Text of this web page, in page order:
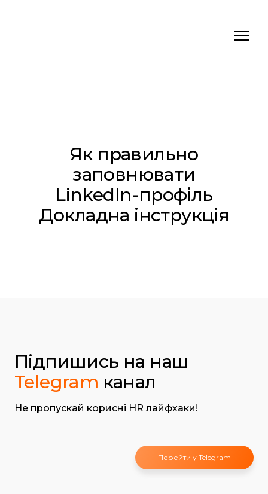
Як правильно
заповнювати
LinkedIn-профіль
Докладна інструкція
Підпишись на наш
Telegram канал
Не пропускай корисні HR лайфхаки!
Перейти у Telegram